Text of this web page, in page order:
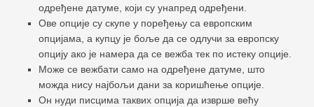
одређене датуме, који су унапред одређени.
Ове опције су скупе у поређењу са европским
опцијама, а купцу је боље да се одлучи за европску
опцију ако је намера да се вежба тек по истеку опције.
Може се вежбати само на одређене датуме, што
можда нису најбољи дани за коришћење опције.
Он нуди писцима таквих опција да изврше већу